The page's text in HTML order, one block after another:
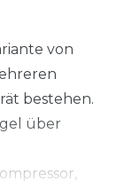
von
bestehen.
über